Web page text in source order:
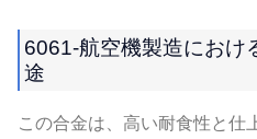
6061-航空機製造におけ
途
この合金は、高い耐食性と仕